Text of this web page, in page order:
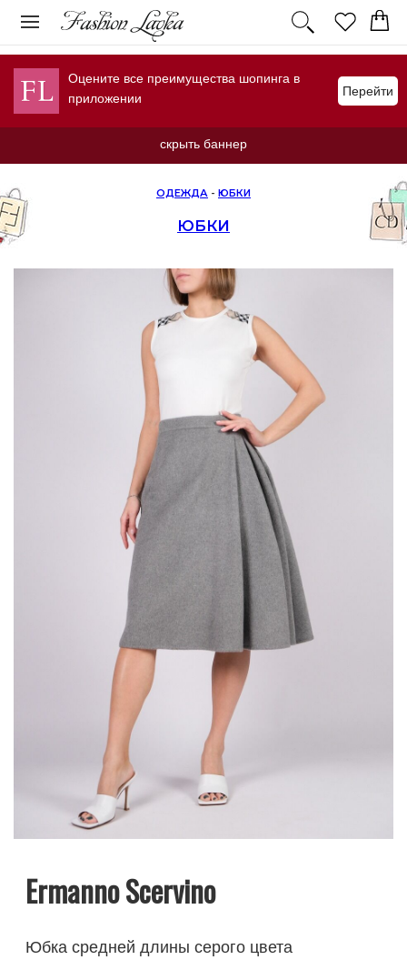
Оцените все преимущества шопинга в
приложении
Перейти
скрыть баннер
ОДЕЖДА - ЮБКИ
ЮБКИ
Ermanno Scervino
Юбка средней длины серого цвета